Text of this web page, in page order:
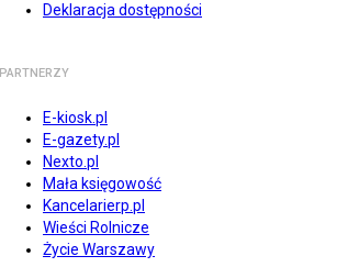
Deklaracja dostępności
PARTNERZY
E-kiosk.pl
E-gazety.pl
Nexto.pl
Mała księgowość
Kancelarierp.pl
Wieści Rolnicze
Życie Warszawy